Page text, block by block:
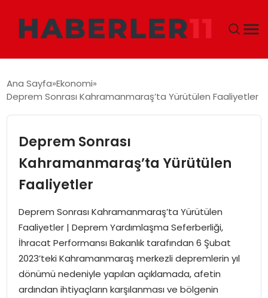
DÜNYA
EKONOMI
SIYASET
EĞITIM
MAGAZIN
SPOR
Ana Sayfa Ekonomi
Deprem Sonrası Kahramanmaraş’ta Yürütülen Faaliyetler
Deprem Sonrası
Kahramanmaraş’ta Yürütülen
Faaliyetler
Deprem Sonrası Kahramanmaraş’ta Yürütülen
Faaliyetler | Deprem Yardımlaşma Seferberliği,
İhracat Performansı Bakanlık tarafından 6 Şubat
2023’teki Kahramanmaraş merkezli depremlerin yıl
dönümü nedeniyle yapılan açıklamada, afetin
ardından ihtiyaçların karşılanması ve bölgenin